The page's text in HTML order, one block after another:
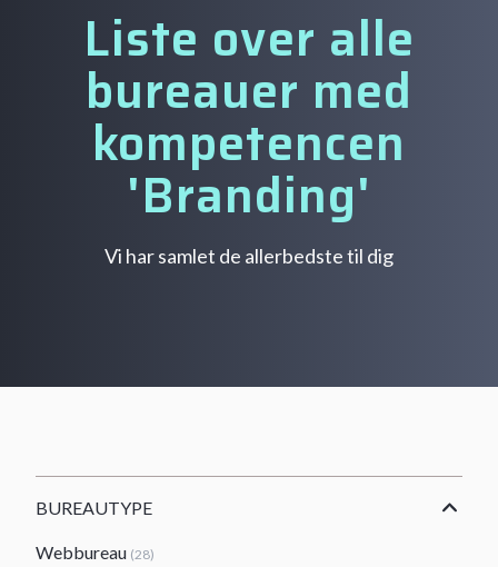
Liste over alle
bureauer med
kompetencen
'Branding'
Vi har samlet de allerbedste til dig
BUREAUTYPE
Webbureau (28)